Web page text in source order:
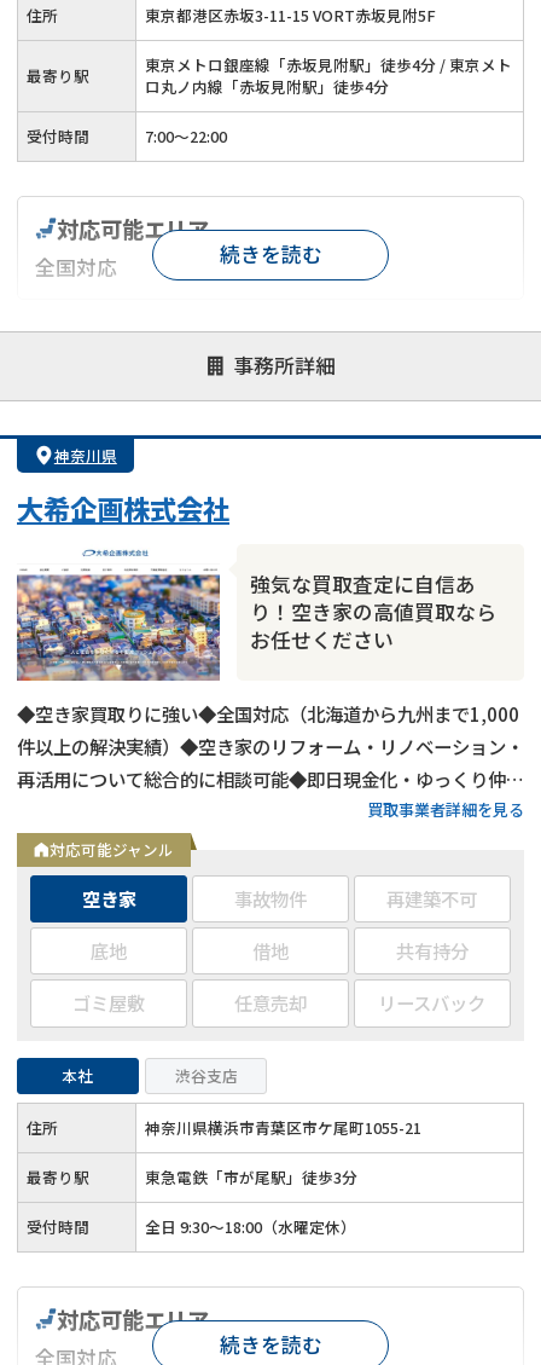
住所 東京都港区赤坂3-11-15 VORT赤坂見附5F
最寄り駅
東京メトロ銀座線「赤坂見附駅」徒歩4分 / 東京メト
ロ丸ノ内線「赤坂見附駅」徒歩4分
受付時間 7:00〜22:00
事務所詳細
対応可能エリア
全国対応
対応が親身 オンライン面談可能
レスポンスが早い
1億円以上の買取可
続きを読む
神奈川県
大希企画株式会社
強気な買取査定に自信あ
り！空き家の高値買取なら
お任せください
◆空き家買取りに強い◆全国対応（北海道から九州まで1,000
件以上の解決実績）◆空き家のリフォーム・リノベーション・
再活用について総合的に相談可能◆即日現金化・ゆっくり仲介
販売どちらも対応可◆約400名の士業パートナーと連携
買取事業者詳細を見る
対応可能ジャンル
空き家 事故物件
再建築不可
底地
借地
共有持分
ゴミ屋敷
任意売却 リースバック
本社 渋谷支店
住所 神奈川県横浜市青葉区市ケ尾町1055-21
最寄り駅 東急電鉄「市が尾駅」徒歩3分
受付時間 全日 9:30～18:00（水曜定休）
対応可能エリア
全国対応 続きを読む